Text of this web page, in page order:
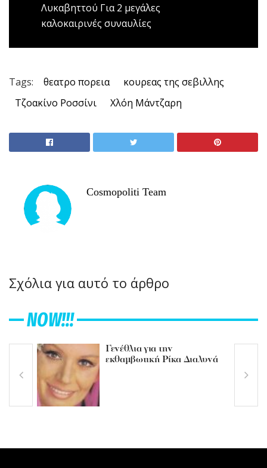
Λυκαβηττού Για 2 μεγάλες
καλοκαιρινές συναυλίες
Tags: θεατρο πορεια
κουρεας της σεβιλλης
Τζοακίνο Ροσσίνι
Χλόη Μάντζαρη
Cosmopoliti Team
Σχόλια για αυτό το άρθρο
NOW!!!
Γενέθλια για την
εκθαμβωτική Ρίκα Διαλυνά